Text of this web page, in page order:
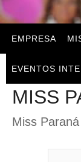
EMPRESA
EVENTOS
MISS
Miss